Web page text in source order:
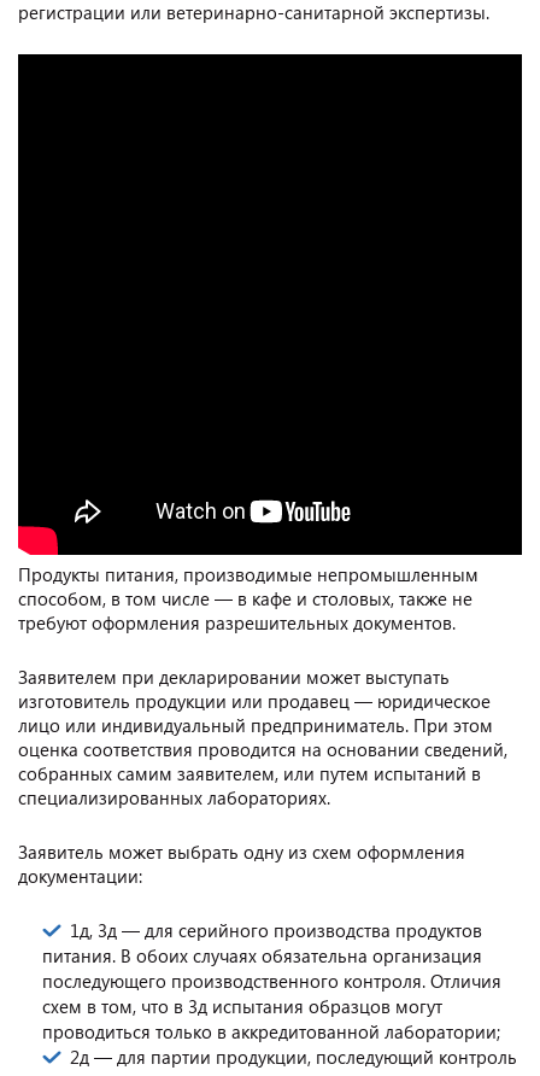
регистрации или ветеринарно-санитарной экспертизы.
Продукты питания, производимые непромышленным
способом, в том числе — в кафе и столовых, также не
требуют оформления разрешительных документов.
Заявителем при декларировании может выступать
изготовитель продукции или продавец — юридическое
лицо или индивидуальный предприниматель. При этом
оценка соответствия проводится на основании сведений,
собранных самим заявителем, или путем испытаний в
специализированных лабораториях.
Заявитель может выбрать одну из схем оформления
документации:
1д, 3д — для серийного производства продуктов
питания. В обоих случаях обязательна организация
последующего производственного контроля. Отличия
схем в том, что в 3д испытания образцов могут
проводиться только в аккредитованной лаборатории;
2д — для партии продукции, последующий контроль